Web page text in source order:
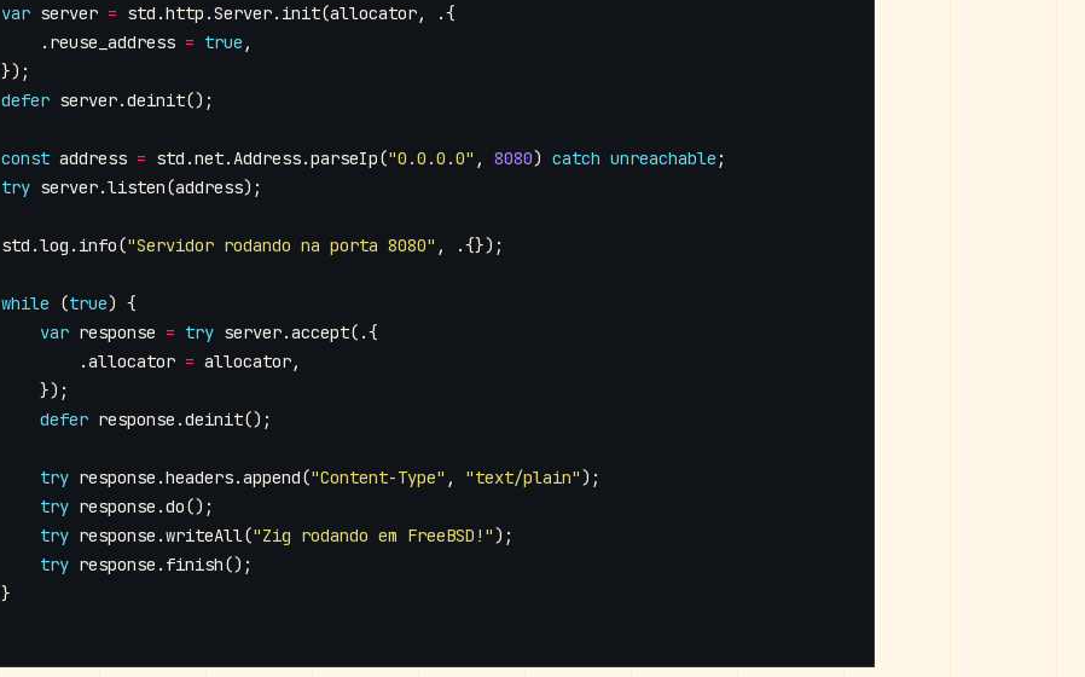
var server = std .http .Server. init(allocator,
.{
. reuse_address = true ,
});
defer server.deinit();
const address = std .net.Address.parseIp("0.0.0.0" , 8080) catch unreachable ;
try server.listen(address);
std .log . info("Servidor rodando na porta 8080" , .{});
while (true) {
var response = try server.accept(.{
.allocator = allocator,
});
defer response .deinit();
try response .headers.append("Content-Type" , "text/plain");
try response .do();
try response .writeAll("Zig rodando em FreeBSD!");
try response . finish();
}